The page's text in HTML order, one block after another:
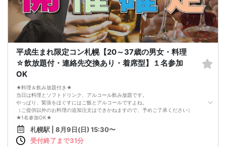
平成生まれ限定コン札幌【20～37歳の男女・料理
☆飲放題付・連絡先交換あり・着席型】１名参加
OK
★料理＆飲み放題付き★
当日は料理とソフトドリンク、アルコール飲み放題です。
やっぱり、緊張をほぐすにはご飯とアルコールですよね。
（ご提供以外のお料理の追加注文はできかねますので、予めご了承ください）
★1名参加OK★
他の1名参加の方とペアになりますし、友達作りにも最適です。
基本的には２：２のグループトークとなります。
（１：１でのトークはございませんので、予めご了承ください）
札幌駅 | 8月9日(日) 15:30〜
受付終了まで31分